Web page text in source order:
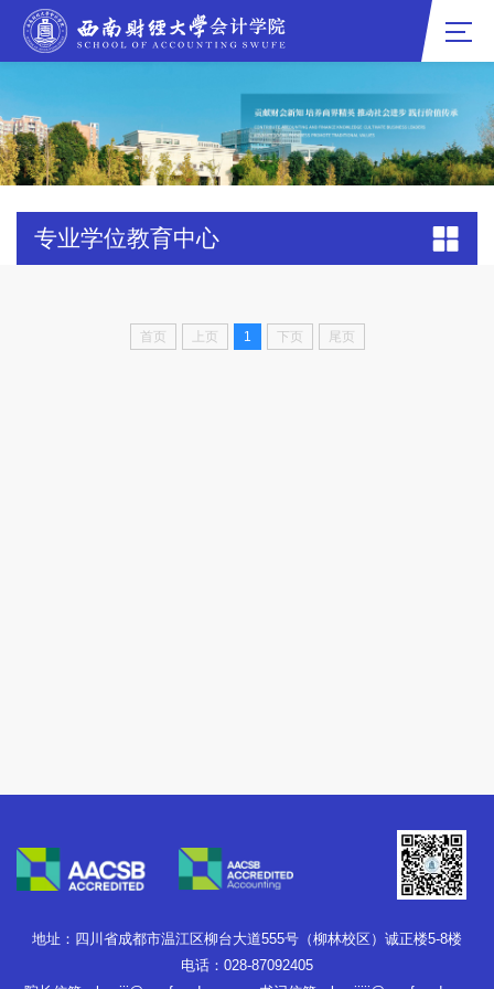
专业学位教育中心
首页 上页 1 下页 尾页
地址：四川省成都市温江区柳台大道555号（柳林校区）诚正楼5-8楼
电话：028-87092405